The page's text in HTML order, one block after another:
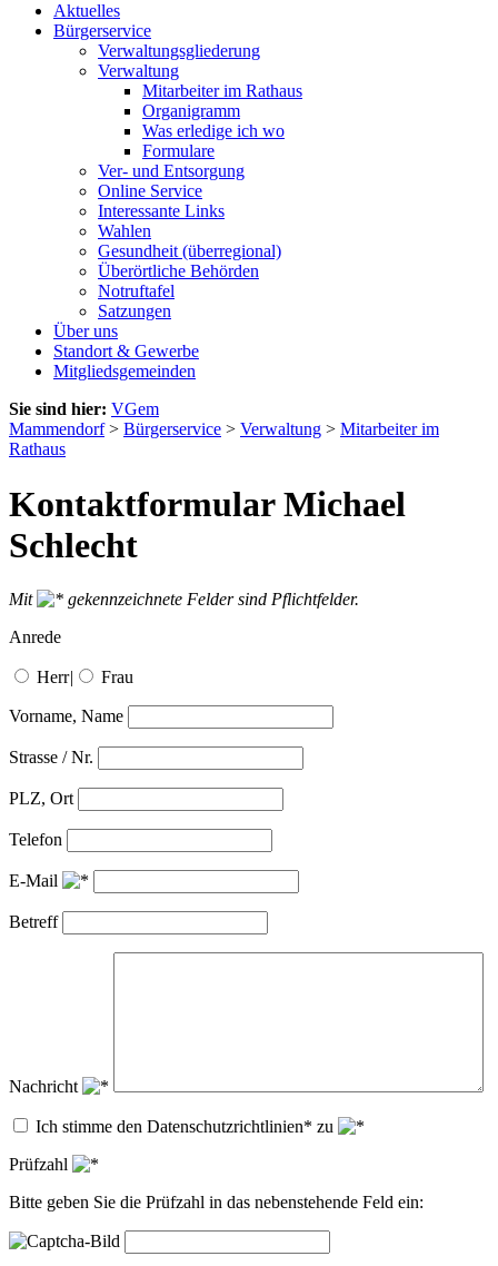
Aktuelles
Bürgerservice
Verwaltungsgliederung
Verwaltung
Mitarbeiter im Rathaus
Organigramm
Was erledige ich wo
Formulare
Ver- und Entsorgung
Online Service
Interessante Links
Wahlen
Gesundheit (überregional)
Überörtliche Behörden
Notruftafel
Satzungen
Über uns
Standort & Gewerbe
Mitgliedsgemeinden
Sie sind hier: VGem
Mammendorf> Bürgerservice > Verwaltung > Mitarbeiter im
Rathaus
Kontaktformular Michael
Schlecht
Mit
gekennzeichnete Felder sind Pflichtfelder.
Anrede
Herr| Frau
Vorname, Name
Strasse / Nr.
PLZ, Ort
Telefon
E-Mail
Betreff
Nachricht
Ich stimme den Datenschutzrichtlinien* zu
Prüfzahl
Bitte geben Sie die Prüfzahl in das nebenstehende Feld ein: